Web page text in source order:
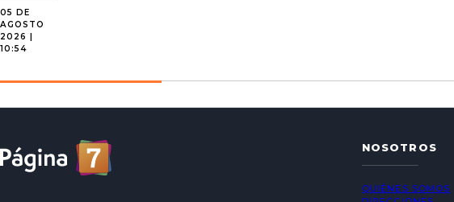
05 DE
AGOSTO
2026 |
10:54
NOSOTROS
QUIÉNES SOMOS